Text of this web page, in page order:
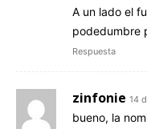
A un lado el
podedumbre
Respuesta
zinfonie 14
bueno, la